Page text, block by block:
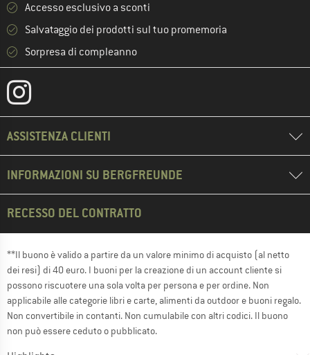
Accesso esclusivo a sconti
Salvataggio dei prodotti sul tuo promemoria
Sorpresa di compleanno
ASSISTENZA CLIENTI
INFORMAZIONI SU BERGFREUNDE
RECESSO DEL CONTRATTO
**Il buono è valido a partire da un valore minimo di acquisto (al netto
dei resi) di 40 euro. I buoni per la creazione di un account cliente si
possono riscuotere una sola volta per persona e per ordine. Non
applicabile alle categorie libri e carte, alimenti da outdoor e buoni regalo.
Non convertibile in contanti. Non cumulabile con altri codici. Il buono
non può essere ceduto o pubblicato.